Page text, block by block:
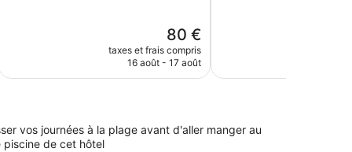
Le
nouveau
prix
80 €
taxes et frais compris
16 août - 17 août
vos journées à la plage avant d'aller manger au
piscine de cet hôtel